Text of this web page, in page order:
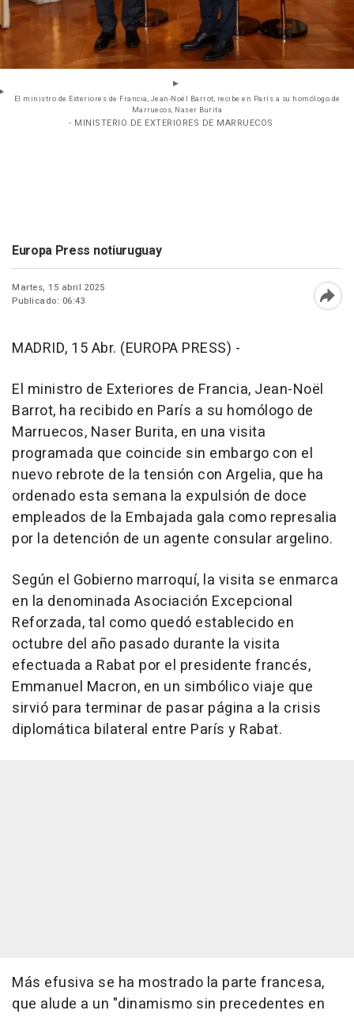
El ministro de Exteriores de Francia, Jean-Noël Barrot, recibe en París a su homólogo de
Marruecos, Naser Burita
- MINISTERIO DE EXTERIORES DE MARRUECOS
Europa Press notiuruguay
Martes, 15 abril 2025
Publicado: 06:43
MADRID, 15 Abr. (EUROPA PRESS) -
El ministro de Exteriores de Francia, Jean-Noël
Barrot, ha recibido en París a su homólogo de
Marruecos, Naser Burita, en una visita
programada que coincide sin embargo con el
nuevo rebrote de la tensión con Argelia, que ha
ordenado esta semana la expulsión de doce
empleados de la Embajada gala como represalia
por la detención de un agente consular argelino.
Según el Gobierno marroquí, la visita se enmarca
en la denominada Asociación Excepcional
Reforzada, tal como quedó establecido en
octubre del año pasado durante la visita
efectuada a Rabat por el presidente francés,
Emmanuel Macron, en un simbólico viaje que
sirvió para terminar de pasar página a la crisis
diplomática bilateral entre París y Rabat.
Más efusiva se ha mostrado la parte francesa,
que alude a un "dinamismo sin precedentes en